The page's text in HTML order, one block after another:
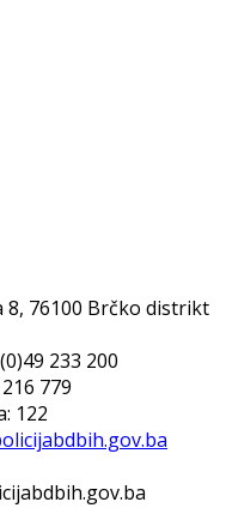
8, 76100 Brčko distrikt
233 200
779
122